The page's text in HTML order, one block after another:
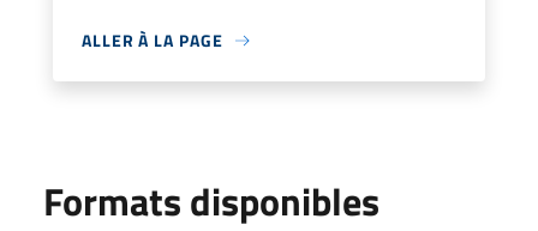
ALLER À LA PAGE
Formats disponibles